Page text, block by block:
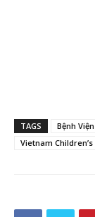
TAGS Bệnh
Vietnam Children’s